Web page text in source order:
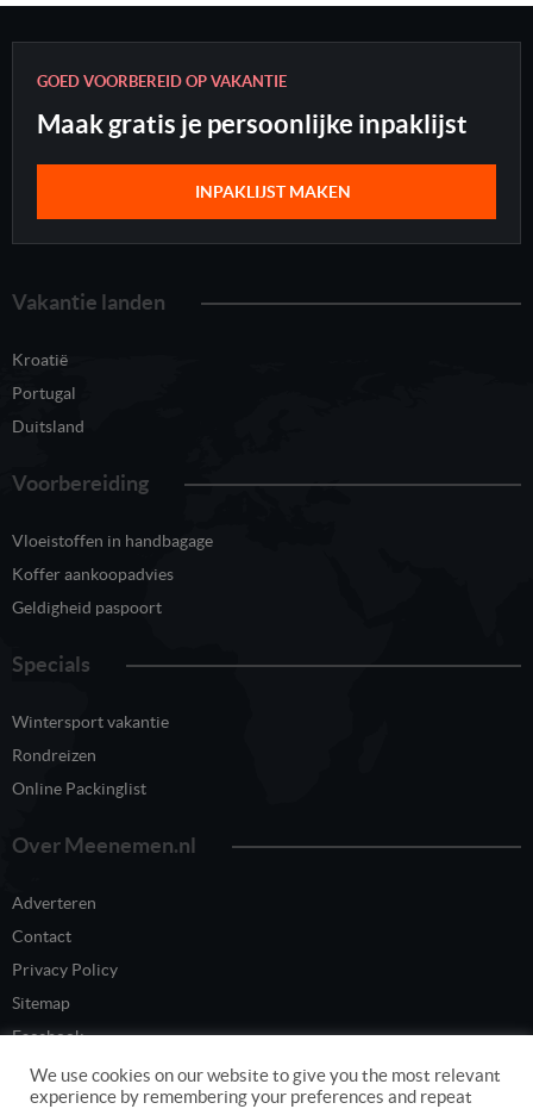
GOED VOORBEREID OP VAKANTIE
Maak gratis je persoonlijke inpaklijst
INPAKLIJST MAKEN
Vakantie landen
Kroatië
Portugal
Duitsland
Voorbereiding
Vloeistoffen in handbagage
Koffer aankoopadvies
Geldigheid paspoort
Specials
Wintersport vakantie
Rondreizen
Online Packinglist
Over Meenemen.nl
Adverteren
Contact
Privacy Policy
Sitemap
Facebook
Twitter
We use cookies on our website to give you the most relevant
experience by remembering your preferences and repeat